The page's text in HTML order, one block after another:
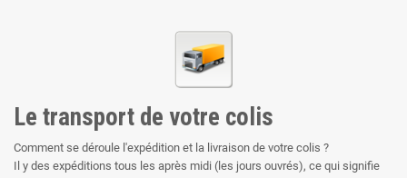
Le transport de votre colis
Comment se déroule l'expédition et la livraison de votre colis ?
Il y des expéditions tous les après midi (les jours ouvrés), ce qui signifie